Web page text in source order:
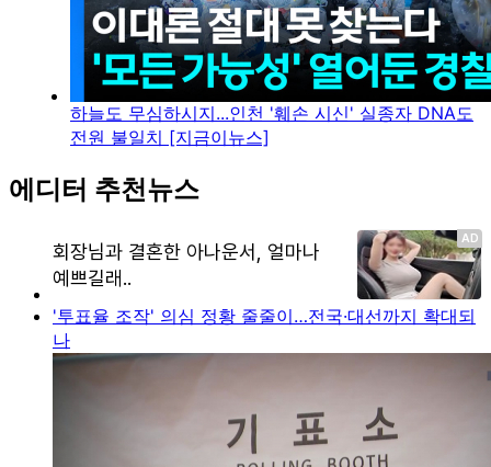
하늘도 무심하시지...인천 '훼손 시신' 실종자 DNA도
전원 불일치 [지금이뉴스]
에디터 추천뉴스
'투표율 조작' 의심 정황 줄줄이…전국·대선까지 확대되
나